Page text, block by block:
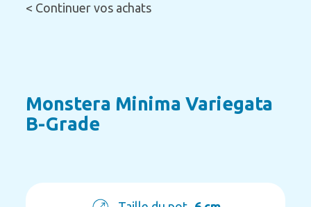
< Continuer vos achats
Monstera Minima Variegata
B-Grade